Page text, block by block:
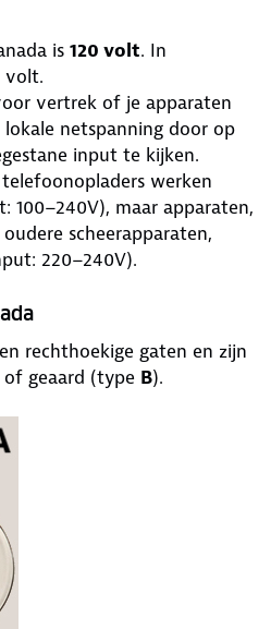
is 120 volt. In
volt.
vertrek of je apparaten
netspanning door op
input te kijken.
werken
100–240V), maar apparaten,
scheerapparaten,
220–240V).
rechthoekige gaten en zijn
of geaard (type B).